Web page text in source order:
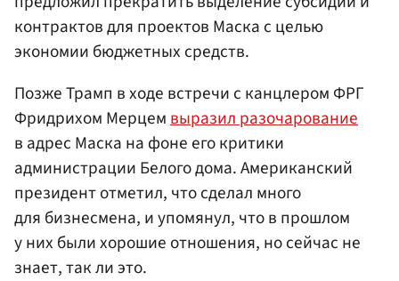
контрактов для проектов Маска с целью
экономии бюджетных средств.
Позже Трамп в ходе встречи с канцлером ФРГ
Фридрихом Мерцемвыразил разочарование
в адрес Маска на фоне его критики
администрации Белого дома. Американский
президент отметил, что сделал много
для бизнесмена, и упомянул, что в прошлом
у них были хорошие отношения, но сейчас не
знает, так ли это.